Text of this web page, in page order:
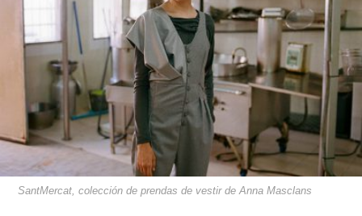
SantMercat, colección de prendas de vestir de Anna Masclans